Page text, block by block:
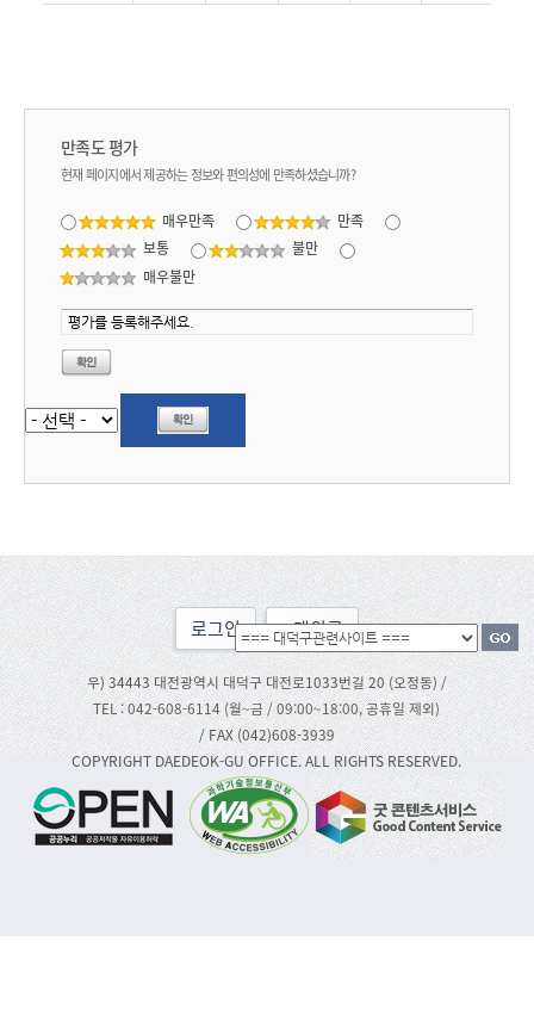
만족도 평가
현재 페이지에서 제공하는 정보와 편의성에 만족하셨습니까?
매우만족
만족
보통
불만
매우불만
로그인 맨위로
우) 34443 대전광역시 대덕구 대전로1033번길 20 (오정동) /
TEL : 042-608-6114 (월~금 / 09:00~18:00, 공휴일 제외)
/ FAX (042)608-3939
COPYRIGHT DAEDEOK-GU OFFICE. ALL RIGHTS RESERVED.